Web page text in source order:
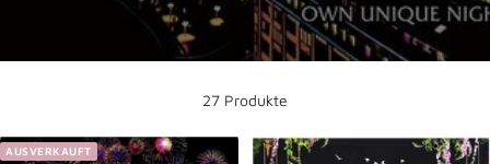
27 Produkte
AUSVERKAUFT